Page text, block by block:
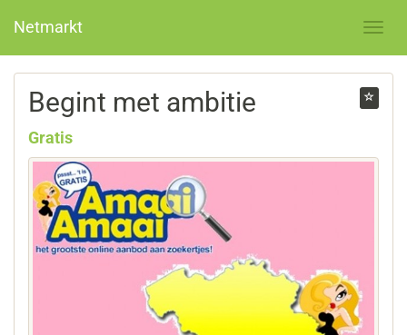
Netmarkt
Begint met ambitie
Gratis